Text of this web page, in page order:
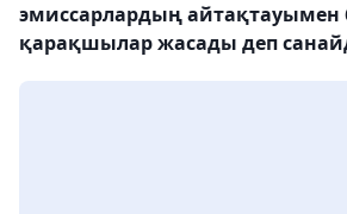
эмиссарлардың айтақтауымен
қарақшылар жасады деп